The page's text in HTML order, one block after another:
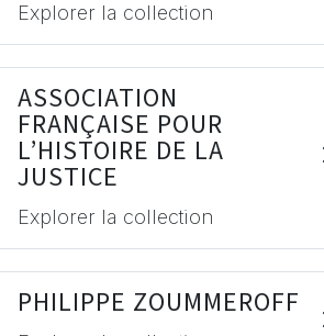
Explorer la collection
ASSOCIATION
FRANÇAISE POUR
L’HISTOIRE DE LA
JUSTICE
Explorer la collection
PHILIPPE ZOUMMEROFF